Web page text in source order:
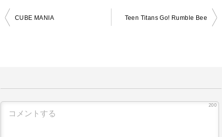
投
ー
シ
CUBE MANIA Teen Titans Go! Rumble Bee
200